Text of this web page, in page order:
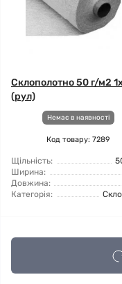
Склополотно 50 г/м2
(рул)
Немає в наявності
Код товару: 7289
Щільність:
Ширина:
Довжина:
Категорія: